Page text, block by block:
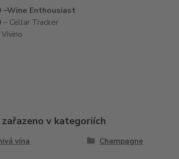
–Wine Enthousiast
– Cellar Tracker
v kategoriích
vína Champagne